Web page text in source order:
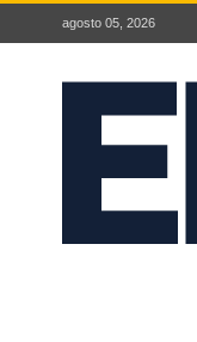
agosto 05, 2026